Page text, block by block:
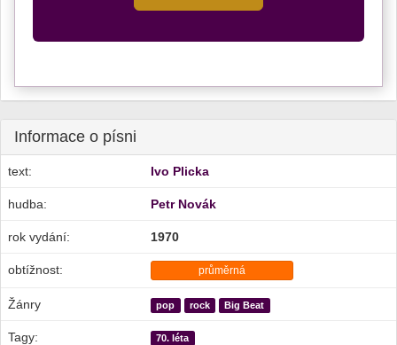
Informace o písni
text: Ivo Plicka
hudba: Petr Novák
rok vydání: 1970
obtížnost: průměrná
Žánry pop rock Big Beat
Tagy: 70. léta